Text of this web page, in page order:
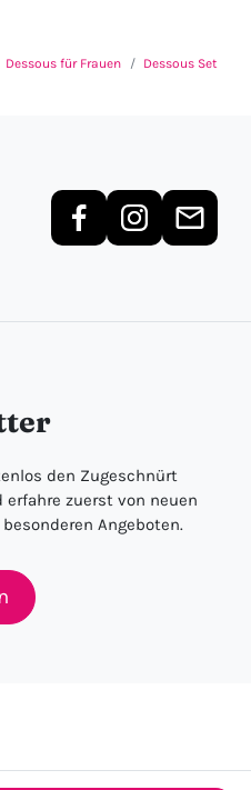
Dessous für Frauen Dessous Set
den Zugeschnürt
erfahre zuerst von neuen
Angeboten.